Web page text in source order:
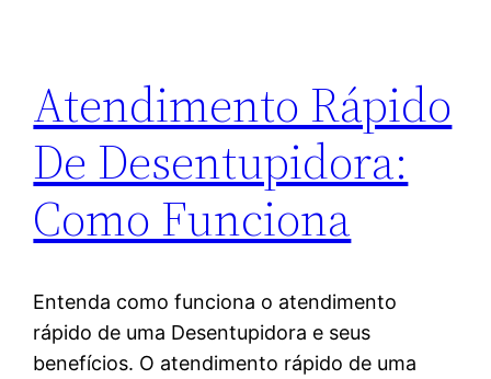
Atendimento Rápido
De Desentupidora:
Como Funciona
Entenda como funciona o atendimento
rápido de uma Desentupidora e seus
benefícios. O atendimento rápido de uma